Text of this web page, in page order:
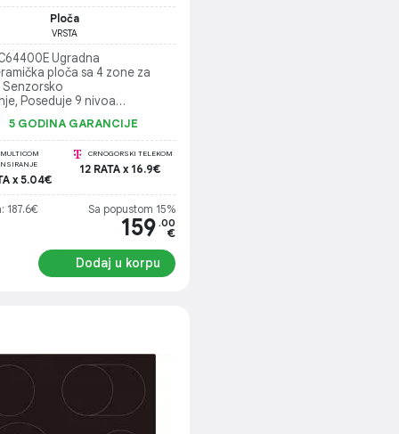
Ploča
VRSTA
Ugradna
ploča sa 4 zone za
Senzorsko
Poseduje 9 nivoa
zaključavanje
5 GODINA GARANCIJE
MULTICOM
x 5.04€
CRNOGORSKI TELEKOM
12 RATA x 16.9€
187.6€ Sa popustom 15%
159 .00
€
Dodaj u korpu